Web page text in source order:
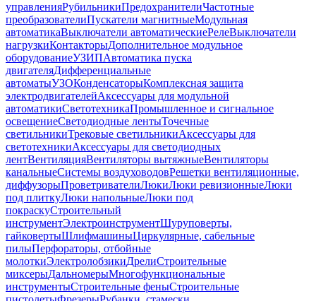
управленияРубильникиПредохранителиЧастотные
преобразователиПускатели магнитныеМодульная
автоматикаВыключатели автоматическиеРелеВыключатели
нагрузкиКонтакторыДополнительное модульное
оборудованиеУЗИПАвтоматика пуска
двигателяДифференциальные
автоматыУЗОКонденсаторыКомплексная защита
электродвигателейАксессуары для модульной
автоматикиСветотехникаПромышленное и сигнальное
освещениеСветодиодные лентыТочечные
светильникиТрековые светильникиАксессуары для
светотехникиАксессуары для светодиодных
лентВентиляцияВентиляторы вытяжныеВентиляторы
канальныеСистемы воздуховодовРешетки вентиляционные,
диффузорыПроветривателиЛюкиЛюки ревизионныеЛюки
под плиткуЛюки напольныеЛюки под
покраскуСтроительный
инструментЭлектроинструментШуруповерты,
гайковертыШлифмашиныЦиркулярные, сабельные
пилыПерфораторы, отбойные
молоткиЭлектролобзикиДрелиСтроительные
миксерыДальномерыМногофункциональные
инструментыСтроительные феныСтроительные